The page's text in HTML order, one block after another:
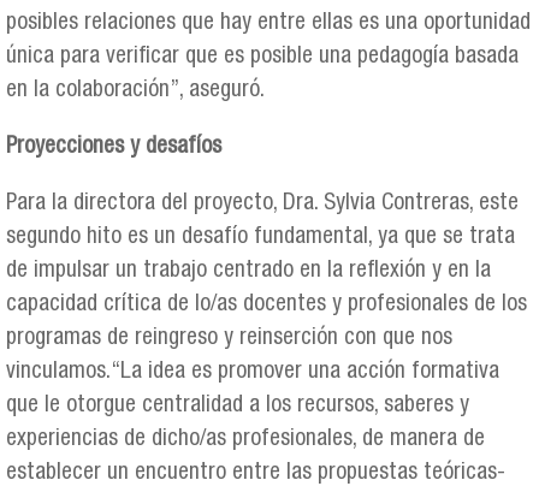
posibles relaciones que hay entre ellas es una oportunidad
única para verificar que es posible una pedagogía basada
en la colaboración”, aseguró.
Proyecciones y desafíos
Para la directora del proyecto, Dra. Sylvia Contreras, este
segundo hito es un desafío fundamental, ya que se trata
de impulsar un trabajo centrado en la reflexión y en la
capacidad crítica de lo/as docentes y profesionales de los
programas de reingreso y reinserción con que nos
vinculamos.“La idea es promover una acción formativa
que le otorgue centralidad a los recursos, saberes y
experiencias de dicho/as profesionales, de manera de
establecer un encuentro entre las propuestas teóricas-